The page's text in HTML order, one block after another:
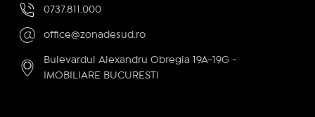
0737.811.000
office@zonadesud.ro
Bulevardul Alexandru Obregia 19A-19G -
IMOBILIARE BUCURESTI